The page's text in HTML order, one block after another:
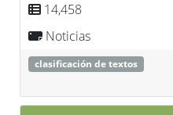
14,458
Noticias
clasificación de textos